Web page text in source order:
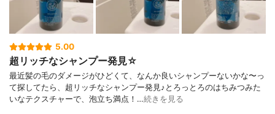
5.00
超リッチなシャンプー発見☆
最近髪の毛のダメージがひどくて、なんか良いシャンプーないかな〜っ
て探してたら、超リッチなシャンプー発見♪とろっとろのはちみつみた
いなテクスチャーで、泡立ち満点！…続きを見る